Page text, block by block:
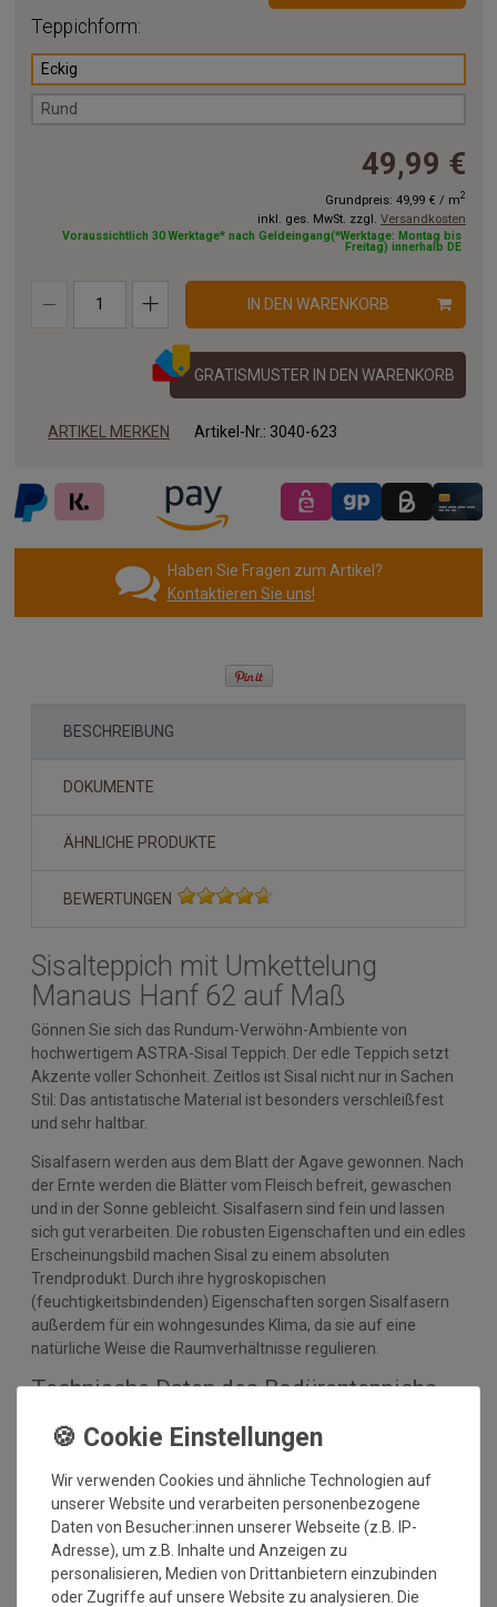
Teppichform:
Eckig
Rund
49,99 €
Grundpreis: 49,99 € / m2
inkl. ges. MwSt. zzgl. Versandkosten
Voraussichtlich 30 Werktage* nach Geldeingang(*Werktage: Montag bis
Freitag) innerhalb DE
IN DEN WARENKORB
GRATISMUSTER IN DEN WARENKORB
ARTIKEL MERKEN Artikel-Nr.: 3040-623
Haben Sie Fragen zum Artikel?
Kontaktieren Sie uns!
BESCHREIBUNG
DOKUMENTE
ÄHNLICHE PRODUKTE
BEWERTUNGEN
Sisalteppich mit Umkettelung
Manaus Hanf 62 auf Maß
Gönnen Sie sich das Rundum-Verwöhn-Ambiente von
hochwertigem ASTRA-Sisal Teppich. Der edle Teppich setzt
Akzente voller Schönheit. Zeitlos ist Sisal nicht nur in Sachen
Stil: Das antistatische Material ist besonders verschleißfest
und sehr haltbar.
Sisalfasern werden aus dem Blatt der Agave gewonnen. Nach
der Ernte werden die Blätter vom Fleisch befreit, gewaschen
und in der Sonne gebleicht. Sisalfasern sind fein und lassen
sich gut verarbeiten. Die robusten Eigenschaften und ein edles
Erscheinungsbild machen Sisal zu einem absoluten
Trendprodukt. Durch ihre hygroskopischen
(feuchtigkeitsbindenden) Eigenschaften sorgen Sisalfasern
außerdem für ein wohngesundes Klima, da sie auf eine
natürliche Weise die Raumverhältnisse regulieren.
Technische Daten des Bodürenteppichs
Nutzschicht: 100% Sisal Naturfaser
Optik: Bouclé
Rücken: Latexwaffelrücken
Herstellung: gewebt
Florhöhe: ca. 5 mm
Gesamthöhe: ca. 6 mm
Wir verwenden Cookies und ähnliche Technologien auf
unserer Website und verarbeiten personenbezogene
Daten von Besucher:innen unserer Webseite (z.B. IP-
Adresse), um z.B. Inhalte und Anzeigen zu
personalisieren, Medien von Drittanbietern einzubinden
oder Zugriffe auf unsere Website zu analysieren. Die